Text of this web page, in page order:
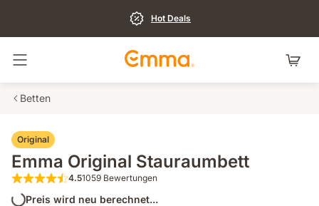
Hot Deals
Navigation umschalten
Betten
Original
Emma Original Stauraumbett
4.5 von 5 Sternen 1059 Bewertungen
4.51059 Bewertungen
Preis wird neu berechnet...